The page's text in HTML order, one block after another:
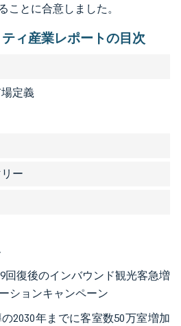
ことに合意しました。
ィ産業レポートの目次
定義
ー
回復後のインバウンド観光客急増
ションキャンペーン
2030年までに客室数50万室増加